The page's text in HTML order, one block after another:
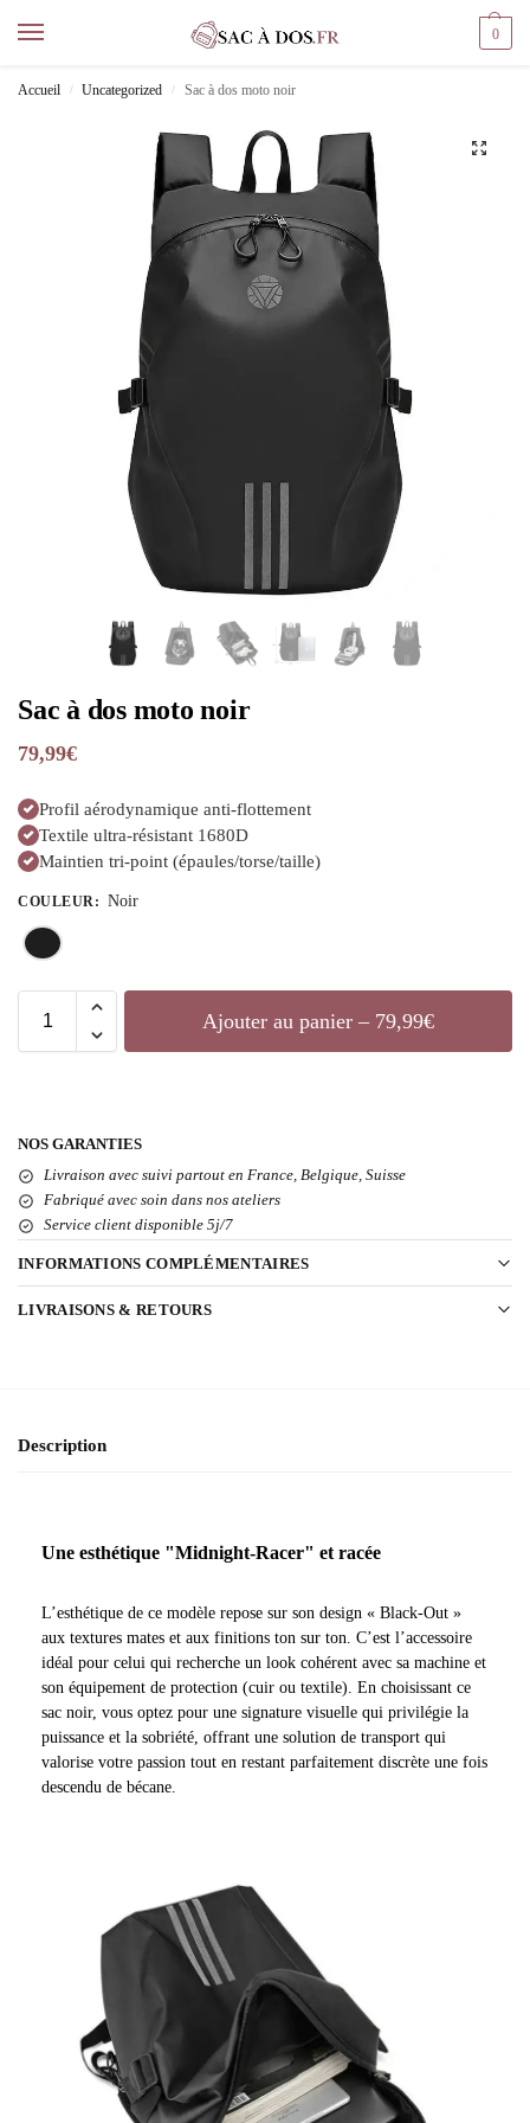
0
Accueil / Uncategorized / Sac à dos moto noir
Sac à dos moto noir
79,99€
Profil aérodynamique anti-flottement
Textile ultra-résistant 1680D
Maintien tri-point (épaules/torse/taille)
COULEUR: Noir
Ajouter au panier – 79,99€
NOS GARANTIES
Livraison avec suivi partout en France, Belgique, Suisse
Fabriqué avec soin dans nos ateliers
Service client disponible 5j/7
INFORMATIONS COMPLÉMENTAIRES
LIVRAISONS & RETOURS
Description
Une esthétique "Midnight-Racer" et racée
L’esthétique de ce modèle repose sur son design « Black-Out »
aux textures mates et aux finitions ton sur ton. C’est l’accessoire
idéal pour celui qui recherche un look cohérent avec sa machine et
son équipement de protection (cuir ou textile). En choisissant ce
sac noir, vous optez pour une signature visuelle qui privilégie la
puissance et la sobriété, offrant une solution de transport qui
valorise votre passion tout en restant parfaitement discrète une fois
descendu de bécane.